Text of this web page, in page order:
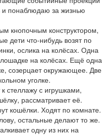
и понаблюдаю за жизнью
кнопочным конструктором,
дети что-нибудь возят по
ослика на колёсах. Одна
на колёсах. Ещё одна
созерцает окружающее. Две
уголке.
стеллажу с игрушками,
рассматривает её.
кошёлки. Ходят по комнате.
остальные делают то же.
одну из них на